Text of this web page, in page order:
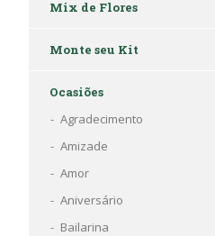
Mix de Flores
Monte seu Kit
Ocasiões
Agradecimento
Amizade
Amor
Aniversário
Bailarina